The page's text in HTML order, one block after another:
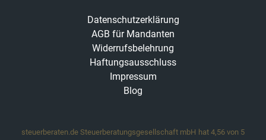
Datenschutzerklärung
AGB für Mandanten
Widerrufsbelehrung
Haftungsausschluss
Impressum
Blog
steuerberaten.de Steuerberatungsgesellschaft mbH hat 4,56 von 5